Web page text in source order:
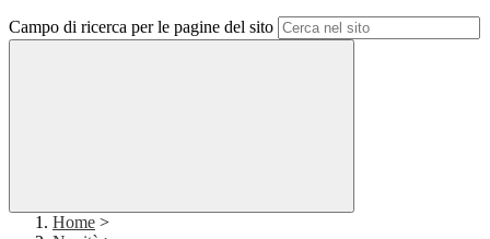
Campo di ricerca per le pagine del sito
Home >